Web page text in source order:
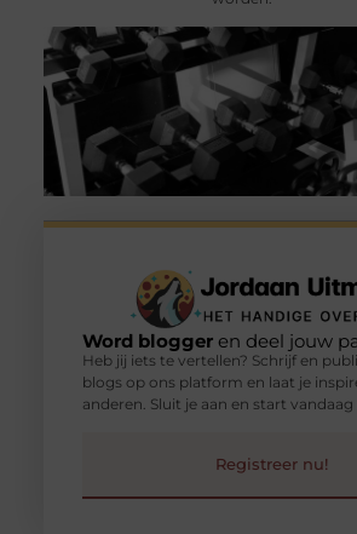
Word bloggeren deel jouw
Heb jij iets te vertellen? Schrijf en
blogs op ons platform en laat je
anderen. Sluit je aan en start vandaag
Registreer nu!